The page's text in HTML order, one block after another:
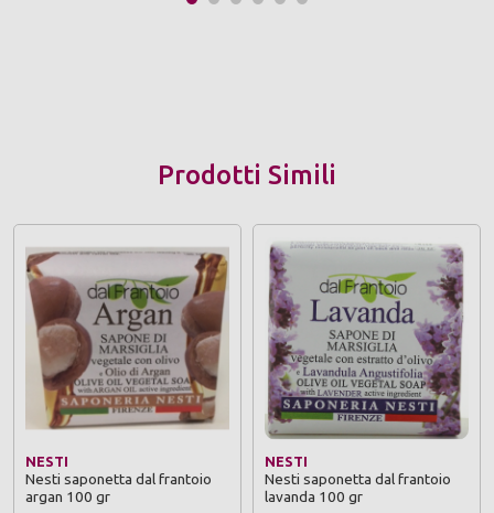
Prodotti Simili
NESTI
Nesti saponetta dal frantoio
argan 100 gr
NESTI
Nesti saponetta dal frantoio
lavanda 100 gr